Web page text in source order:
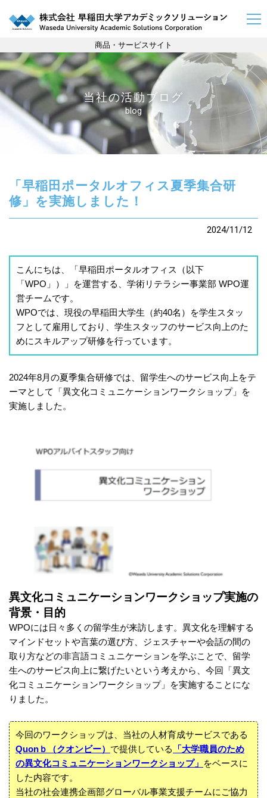
商品・サービスサイト
当社の活動ブログ
blog
「早稲田ポータルオフィス夏季集合研
修」を実施しました！
2024/11/12
こんにちは、「早稲田ポータルオフィス（以下
「WPO」）」を運営する、学術リテラシー事業部 WPO運
営チームです。
WPOでは、現役の早稲田大学生（約40名）を学生スタッ
フとして雇用しており、学生スタッフのサービス向上のた
めにスキルアップ研修を行っています。
2024年8月の夏季集合研修では、留学生へのサービス向上をテ
ーマとして「異文化コミュニケーションワークショップ」を
実施しました。
異文化コミュニケーションワークショップ実施の
背景・目的
WPOには日々多くの留学生が来訪します。異文化を理解する
マインドセットや言葉の選び方、ジェスチャーや会話の間の
取り方などの非言語コミュニケーションを学ぶことで、留学
生へのサービス向上に繋げたいという考えから、今回「異文
化コミュニケーションワークショップ」を実施することにな
りました。
今回のワークショップは、当社の人材育成サービスである
Quonｂ（クオンビー） で提供している
「大学職員のため
の異文化コミュニケーションワークショップ」 をベースに
した内容です。
当社の社会連携企画部グローバル事業支援チームにご協力